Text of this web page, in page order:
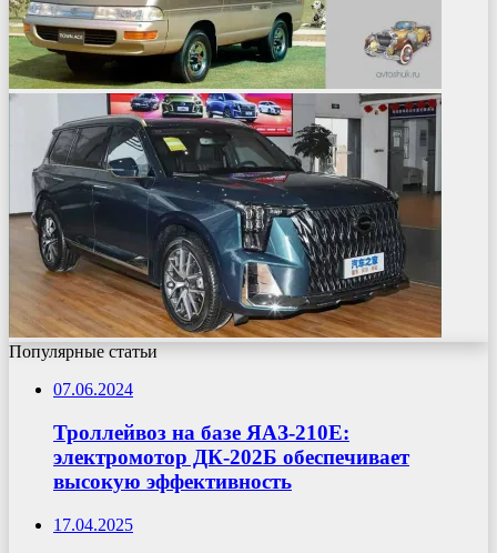
Популярные статьи
07.06.2024
Троллейвоз на базе ЯАЗ-210Е:
электромотор ДК-202Б обеспечивает
высокую эффективность
17.04.2025